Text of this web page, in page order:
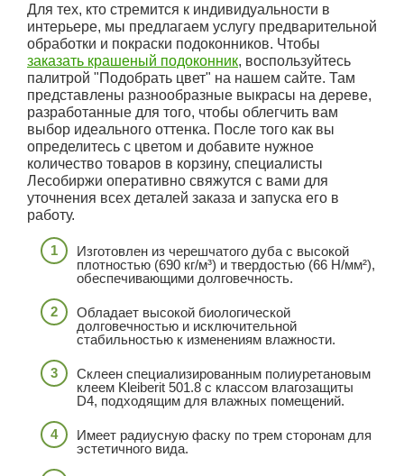
Для тех, кто стремится к индивидуальности в
интерьере, мы предлагаем услугу предварительной
обработки и покраски подоконников. Чтобы
заказать крашеный подоконник, воспользуйтесь
палитрой "Подобрать цвет" на нашем сайте. Там
представлены разнообразные выкрасы на дереве,
разработанные для того, чтобы облегчить вам
выбор идеального оттенка. После того как вы
определитесь с цветом и добавите нужное
количество товаров в корзину, специалисты
Лесобиржи оперативно свяжутся с вами для
уточнения всех деталей заказа и запуска его в
работу.
Изготовлен из черешчатого дуба с высокой
плотностью (690 кг/м³) и твердостью (66 Н/мм²),
обеспечивающими долговечность.
Обладает высокой биологической
долговечностью и исключительной
стабильностью к изменениям влажности.
Склеен специализированным полиуретановым
клеем Kleiberit 501.8 с классом влагозащиты
D4, подходящим для влажных помещений.
Имеет радиусную фаску по трем сторонам для
эстетичного вида.